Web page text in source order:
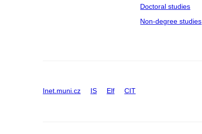
Doctoral studies
Non-degree studies
Inet.muni.cz IS Elf CIT